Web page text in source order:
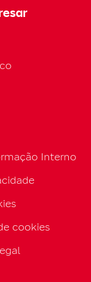
Interno
cookies